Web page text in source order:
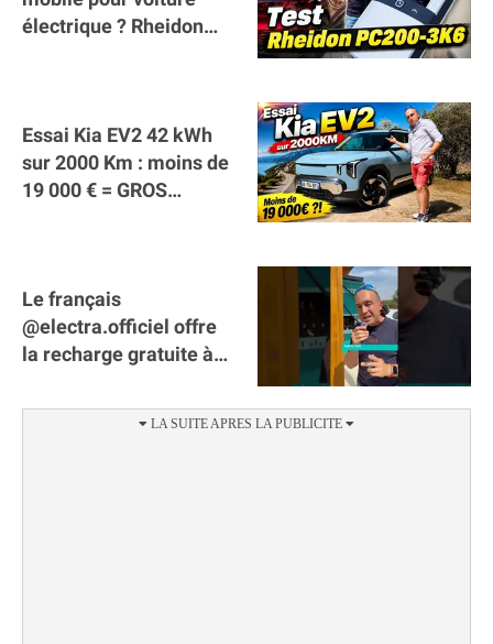
électrique ? Rheidon
Essai Kia EV2 42 kWh
sur 2000 Km : moins de
19 000 € = GROS
Le français
@electra.officiel offre
la recharge gratuite à
électriques de Gironde